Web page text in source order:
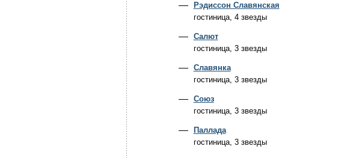
Рэдиссон Славянская
гостиница, 4 звезды
Салют
гостиница, 3 звезды
Славянка
гостиница, 3 звезды
Союз
гостиница, 3 звезды
Паллада
гостиница, 3 звезды